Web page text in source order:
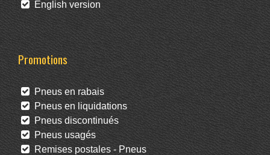
English version
Promotions
Pneus en rabais
Pneus en liquidations
Pneus discontinués
Pneus usagés
Remises postales - Pneus